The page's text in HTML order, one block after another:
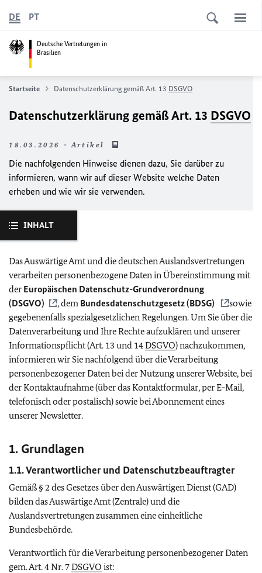
Deutsche Vertretungen in
Brasilien
DE PT
Startseite Datenschutzerklärung gemäß Art. 13 DSGVO
Datenschutzerklärung gemäß Art. 13 DSGVO
18.03.2026 - Artikel
Die nachfolgenden Hinweise dienen dazu, Sie darüber zu
informieren, wann wir auf dieser Website welche Daten
erheben und wie wir sie verwenden.
INHALT
Das Auswärtige Amt und die deutschen Auslandsvertretungen
verarbeiten personenbezogene Daten in Übereinstimmung mit
der Europäischen Datenschutz-Grundverordnung
(DSGVO) , dem Bundesdatenschutzgesetz (BDSG)
sowie
gegebenenfalls spezialgesetzlichen Regelungen. Um Sie über die
Datenverarbeitung und Ihre Rechte aufzuklären und unserer
Informationspflicht (Art. 13 und 14DSGVO) nachzukommen,
informieren wir Sie nachfolgend über die Verarbeitung
personenbezogener Daten bei der Nutzung unserer Website, bei
der Kontaktaufnahme (über das Kontaktformular, per E-Mail,
telefonisch oder postalisch) sowie bei Abonnement eines
unserer Newsletter.
1. Grundlagen
1.1. Verantwortlicher und Datenschutzbeauftragter
Gemäß § 2 des Gesetzes über den Auswärtigen Dienst (GAD)
bilden das Auswärtige Amt (Zentrale) und die
Auslandsvertretungen zusammen eine einheitliche
Bundesbehörde.
Verantwortlich für die Verarbeitung personenbezogener Daten
gem. Art. 4 Nr. 7DSGVO ist: